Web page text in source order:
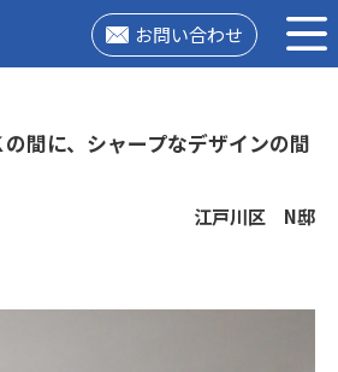
お問い合わせ
間に、シャープなデザインの間
江戸川区 N邸